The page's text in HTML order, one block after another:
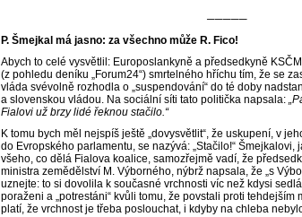
─────
P. Šmejkal má jasno: za všechno může R. Fico!
Abych to celé vysvětlil: Europoslankyně a předsedkyně
(z pohledu deníku „Forum24“) smrtelného hříchu tím, že se
vláda svévolně rozhodla o „suspendování“ do té doby
a slovenskou vládou. Na sociální síti tato politička napsala:
Fialovi už brzy lidé řeknou stačilo.“
K tomu bych měl nejspíš ještě „dovysvětlit“, že uskupení, v
do Evropského parlamentu, se nazývá: „Stačilo!“ Šmejkalovi,
všeho, co dělá Fialova koalice, samozřejmě vadí, že
ministra zemědělství M. Výborného, nýbrž napsala, že „s
uznejte: to si dovolila k současné vrchnosti víc než kdysi
poraženi a „potrestáni“ kvůli tomu, že povstali proti tehdejším
platí, že vrchnost je třeba poslouchat, i kdyby na chleba